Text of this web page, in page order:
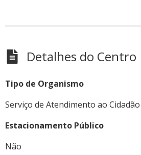
Detalhes do Centro
Tipo de Organismo
Serviço de Atendimento ao Cidadão
Estacionamento Público
Não